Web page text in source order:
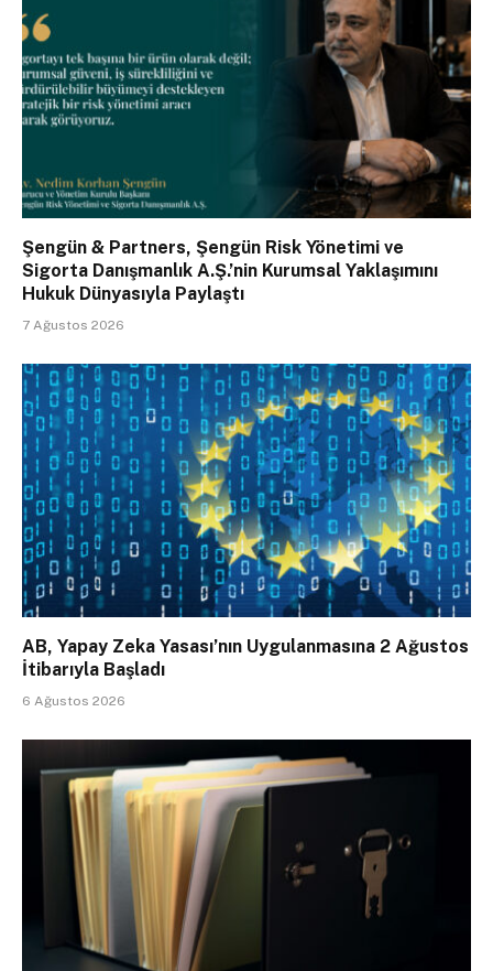
Şengün & Partners, Şengün Risk Yönetimi ve
Sigorta Danışmanlık A.Ş.’nin Kurumsal Yaklaşımını
Hukuk Dünyasıyla Paylaştı
7 Ağustos 2026
AB, Yapay Zeka Yasası’nın Uygulanmasına 2 Ağustos
İtibarıyla Başladı
6 Ağustos 2026